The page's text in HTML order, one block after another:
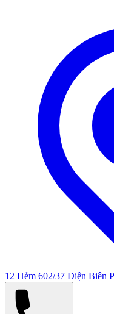
12 Hẻm 602/37 Điện Biên